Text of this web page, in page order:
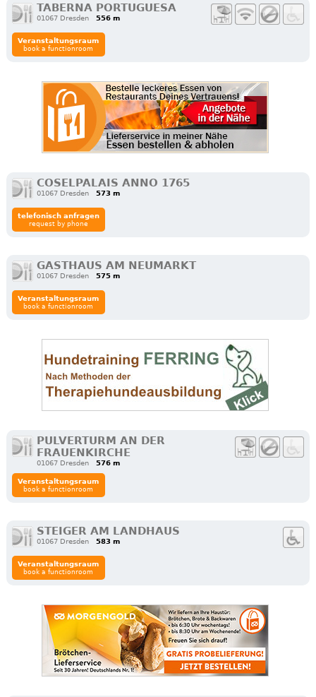
TABERNA PORTUGUESA
01067 Dresden 556 m
Veranstaltungsraum
book a functionroom
COSELPALAIS ANNO 1765
01067 Dresden 573 m
telefonisch anfragen
request by phone
GASTHAUS AM NEUMARKT
01067 Dresden 575 m
Veranstaltungsraum
book a functionroom
PULVERTURM AN DER
FRAUENKIRCHE
01067 Dresden 576 m
Veranstaltungsraum
book a functionroom
STEIGER AM LANDHAUS
01067 Dresden 583 m
Veranstaltungsraum
book a functionroom